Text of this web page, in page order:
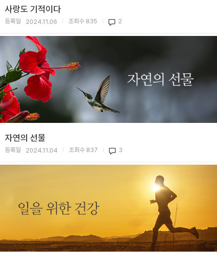
사랑도 기적이다
등록일 2024.11.06 조회수 835 2
자연의 선물
등록일 2024.11.04 조회수 837 3